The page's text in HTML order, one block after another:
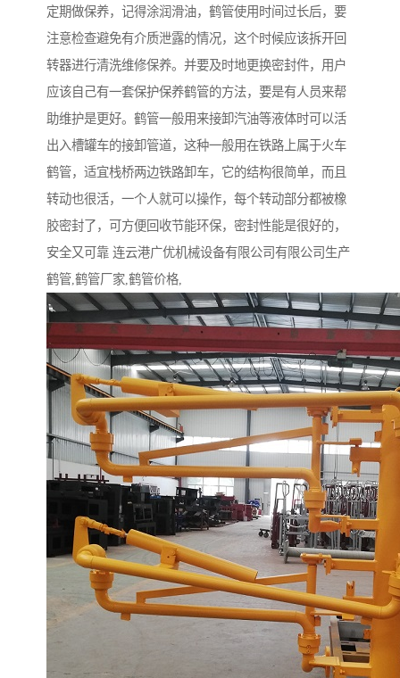
定期做保养，记得涂润滑油，鹤管使用时间过长后，要
注意检查避免有介质泄露的情况，这个时候应该拆开回
转器进行清洗维修保养。并要及时地更换密封件，用户
应该自己有一套保护保养鹤管的方法，要是有人员来帮
助维护是更好。鹤管一般用来接卸汽油等液体时可以活
出入槽罐车的接卸管道，这种一般用在铁路上属于火车
鹤管，适宜栈桥两边铁路卸车，它的结构很简单，而且
转动也很活，一个人就可以操作，每个转动部分都被橡
胶密封了，可方便回收节能环保，密封性能是很好的，
安全又可靠 连云港广优机械设备有限公司有限公司生产
鹤管,鹤管厂家,鹤管价格,